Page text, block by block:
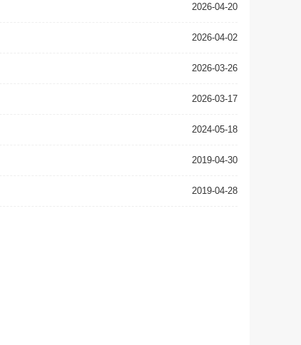
2026-04-20
2026-04-02
2026-03-26
2026-03-17
2024-05-18
2019-04-30
2019-04-28